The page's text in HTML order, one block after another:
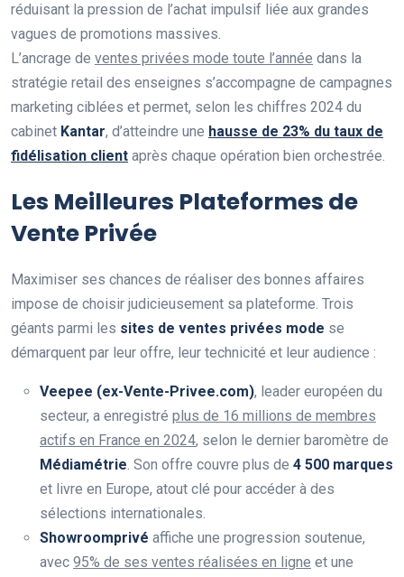
réduisant la pression de l’achat impulsif liée aux grandes
vagues de promotions massives.
L’ancrage de ventes privées mode toute l’année dans la
stratégie retail des enseignes s’accompagne de campagnes
marketing ciblées et permet, selon les chiffres 2024 du
cabinet Kantar, d’atteindre une hausse de 23% du taux de
fidélisation client après chaque opération bien orchestrée.
Les Meilleures Plateformes de
Vente Privée
Maximiser ses chances de réaliser des bonnes affaires
impose de choisir judicieusement sa plateforme. Trois
géants parmi les sites de ventes privées mode se
démarquent par leur offre, leur technicité et leur audience :
Veepee (ex-Vente-Privee.com), leader européen du
secteur, a enregistré plus de 16 millions de membres
actifs en France en 2024, selon le dernier baromètre de
Médiamétrie. Son offre couvre plus de 4 500 marques
et livre en Europe, atout clé pour accéder à des
sélections internationales.
Showroomprivé affiche une progression soutenue,
avec 95% de ses ventes réalisées en ligne et une